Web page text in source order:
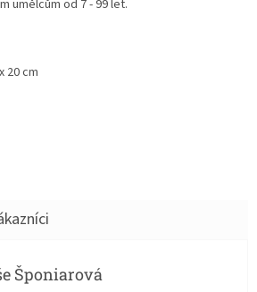
umělcům od 7 - 99 let.
20 cm
Šponiarová